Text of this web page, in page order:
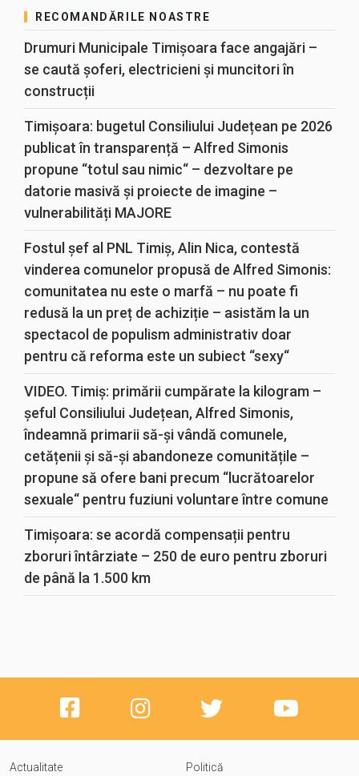
RECOMANDĂRILE NOASTRE
Drumuri Municipale Timișoara face angajări –
se caută șoferi, electricieni și muncitori în
construcții
Timișoara: bugetul Consiliului Județean pe 2026
publicat în transparență – Alfred Simonis
propune “totul sau nimic“ – dezvoltare pe
datorie masivă și proiecte de imagine –
vulnerabilități MAJORE
Fostul șef al PNL Timiș, Alin Nica, contestă
vinderea comunelor propusă de Alfred Simonis:
comunitatea nu este o marfă – nu poate fi
redusă la un preț de achiziție – asistăm la un
spectacol de populism administrativ doar
pentru că reforma este un subiect “sexy“
VIDEO. Timiș: primării cumpărate la kilogram –
șeful Consiliului Județean, Alfred Simonis,
îndeamnă primarii să-și vândă comunele,
cetățenii și să-și abandoneze comunitățile –
propune să ofere bani precum “lucrătoarelor
sexuale“ pentru fuziuni voluntare între comune
Timișoara: se acordă compensații pentru
zboruri întârziate – 250 de euro pentru zboruri
de până la 1.500 km
Actualitate Politică